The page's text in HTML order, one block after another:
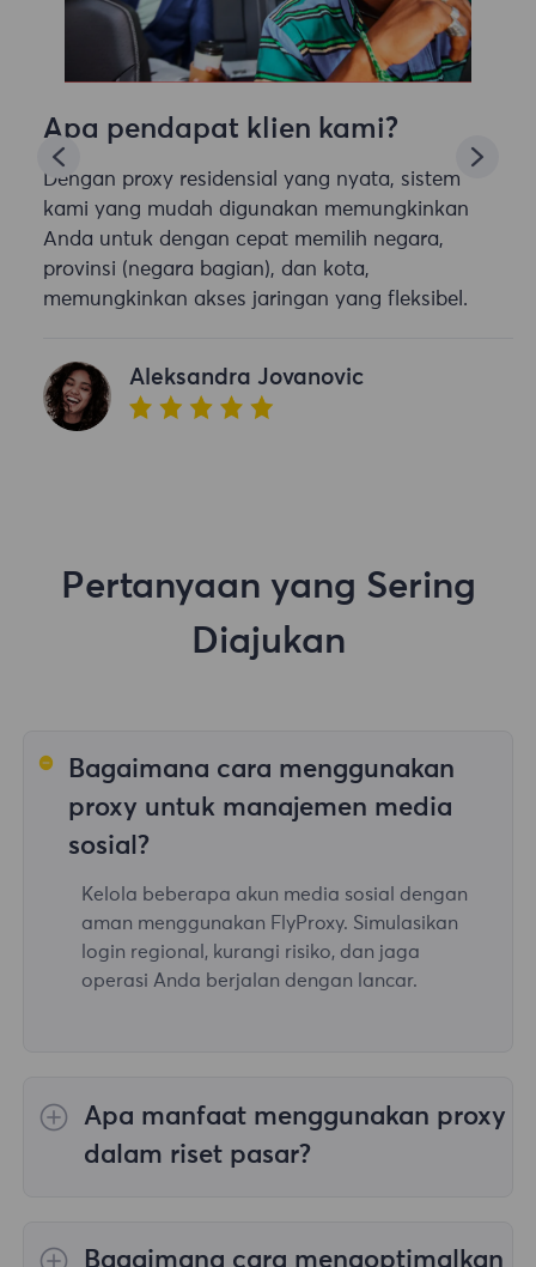
Apa pendapat klien kami?
Dengan proxy residensial yang nyata, sistem
kami yang mudah digunakan memungkinkan
Anda untuk dengan cepat memilih negara,
provinsi (negara bagian), dan kota,
memungkinkan akses jaringan yang fleksibel.
Aleksandra Jovanovic
Pertanyaan yang Sering
Diajukan
Bagaimana cara menggunakan
proxy untuk manajemen media
sosial?
Kelola beberapa akun media sosial dengan
aman menggunakan FlyProxy. Simulasikan
login regional, kurangi risiko, dan jaga
operasi Anda berjalan dengan lancar.
Apa manfaat menggunakan proxy
dalam riset pasar?
wilayah untuk analisis pesaing, memastikan
Bagaimana cara mengoptimalkan